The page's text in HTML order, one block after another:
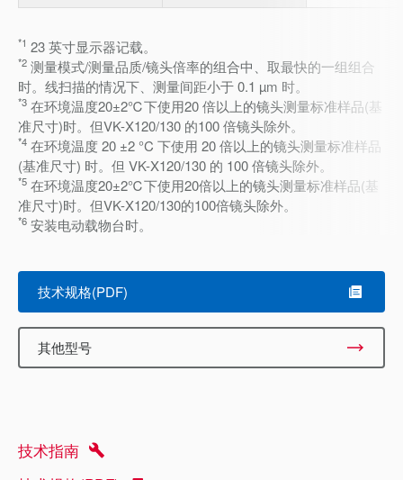
*1 23 英寸显示器记载。
*2 测量模式/测量品质/镜头倍率的组合中、取最快的一组组合
时。线扫描的情况下、测量间距小于 0.1 µm 时。
*3 在环境温度20±2℃下使用20 倍以上的镜头测量标准样品(基
准尺寸)时。但VK-X120/130 的100 倍镜头除外。
*4 在环境温度 20 ±2 °C 下使用 20 倍以上的镜头测量标准样品
(基准尺寸) 时。但 VK-X120/130 的 100 倍镜头除外。
*5 在环境温度20±2℃下使用20倍以上的镜头测量标准样品(基
准尺寸)时。但VK-X120/130的100倍镜头除外。
*6 安装电动载物台时。
技术规格(PDF)
其他型号
技术指南